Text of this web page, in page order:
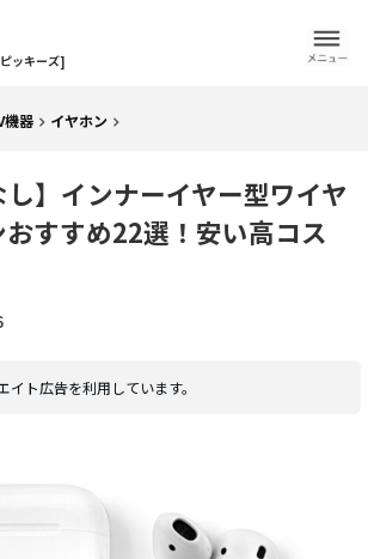
ッキーズ]
機器 イヤホン
し】インナーイヤー型ワイヤ
おすすめ22選！安い高コス
イト広告を利用しています。